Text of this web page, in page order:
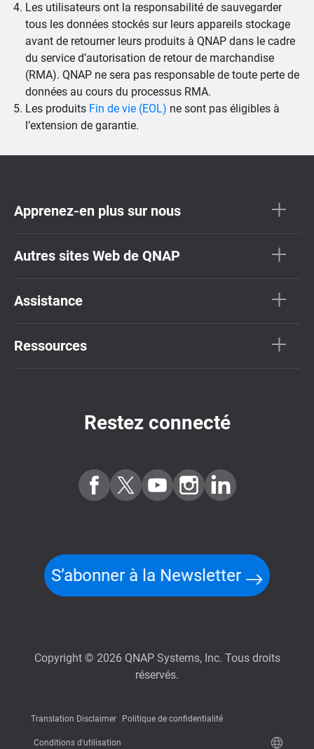
Les utilisateurs ont la responsabilité de sauvegarder
tous les données stockés sur leurs appareils stockage
avant de retourner leurs produits à QNAP dans le cadre
du service d’autorisation de retour de marchandise
(RMA). QNAP ne sera pas responsable de toute perte de
données au cours du processus RMA.
Les produits Fin de vie (EOL) ne sont pas éligibles à
l’extension de garantie.
Apprenez-en plus sur nous
Autres sites Web de QNAP
Assistance
Ressources
Restez connecté
S’abonner à la Newsletter
Copyright © 2026 QNAP Systems, Inc. Tous droits
réservés.
Translation Disclaimer Politique de confidentialité
Conditions d'utilisation